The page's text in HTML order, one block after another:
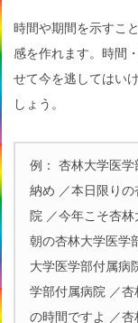
時間や期間を示すこ
感を作れます。時間
せて今を逃してはい
しょう。
例： 杏林大学医
納め ／本日限り
院 ／今年こそ杏
朝の杏林大学医学
大学医学部付属病
学部付属病院 ／
の時間ですよ ／